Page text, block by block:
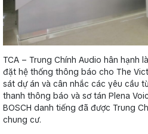
TCA – Trung Chính Audio hân hạnh
đặt hệ thống thông báo cho The
sát dự án và cân nhắc các yêu cầu
thanh thông báo và sơ tán Plena
BOSCH danh tiếng đã được Trung
chung cư.